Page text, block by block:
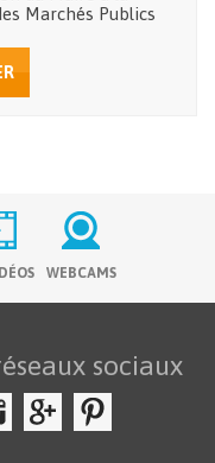
Marchés Publics
WEBCAMS
sociaux